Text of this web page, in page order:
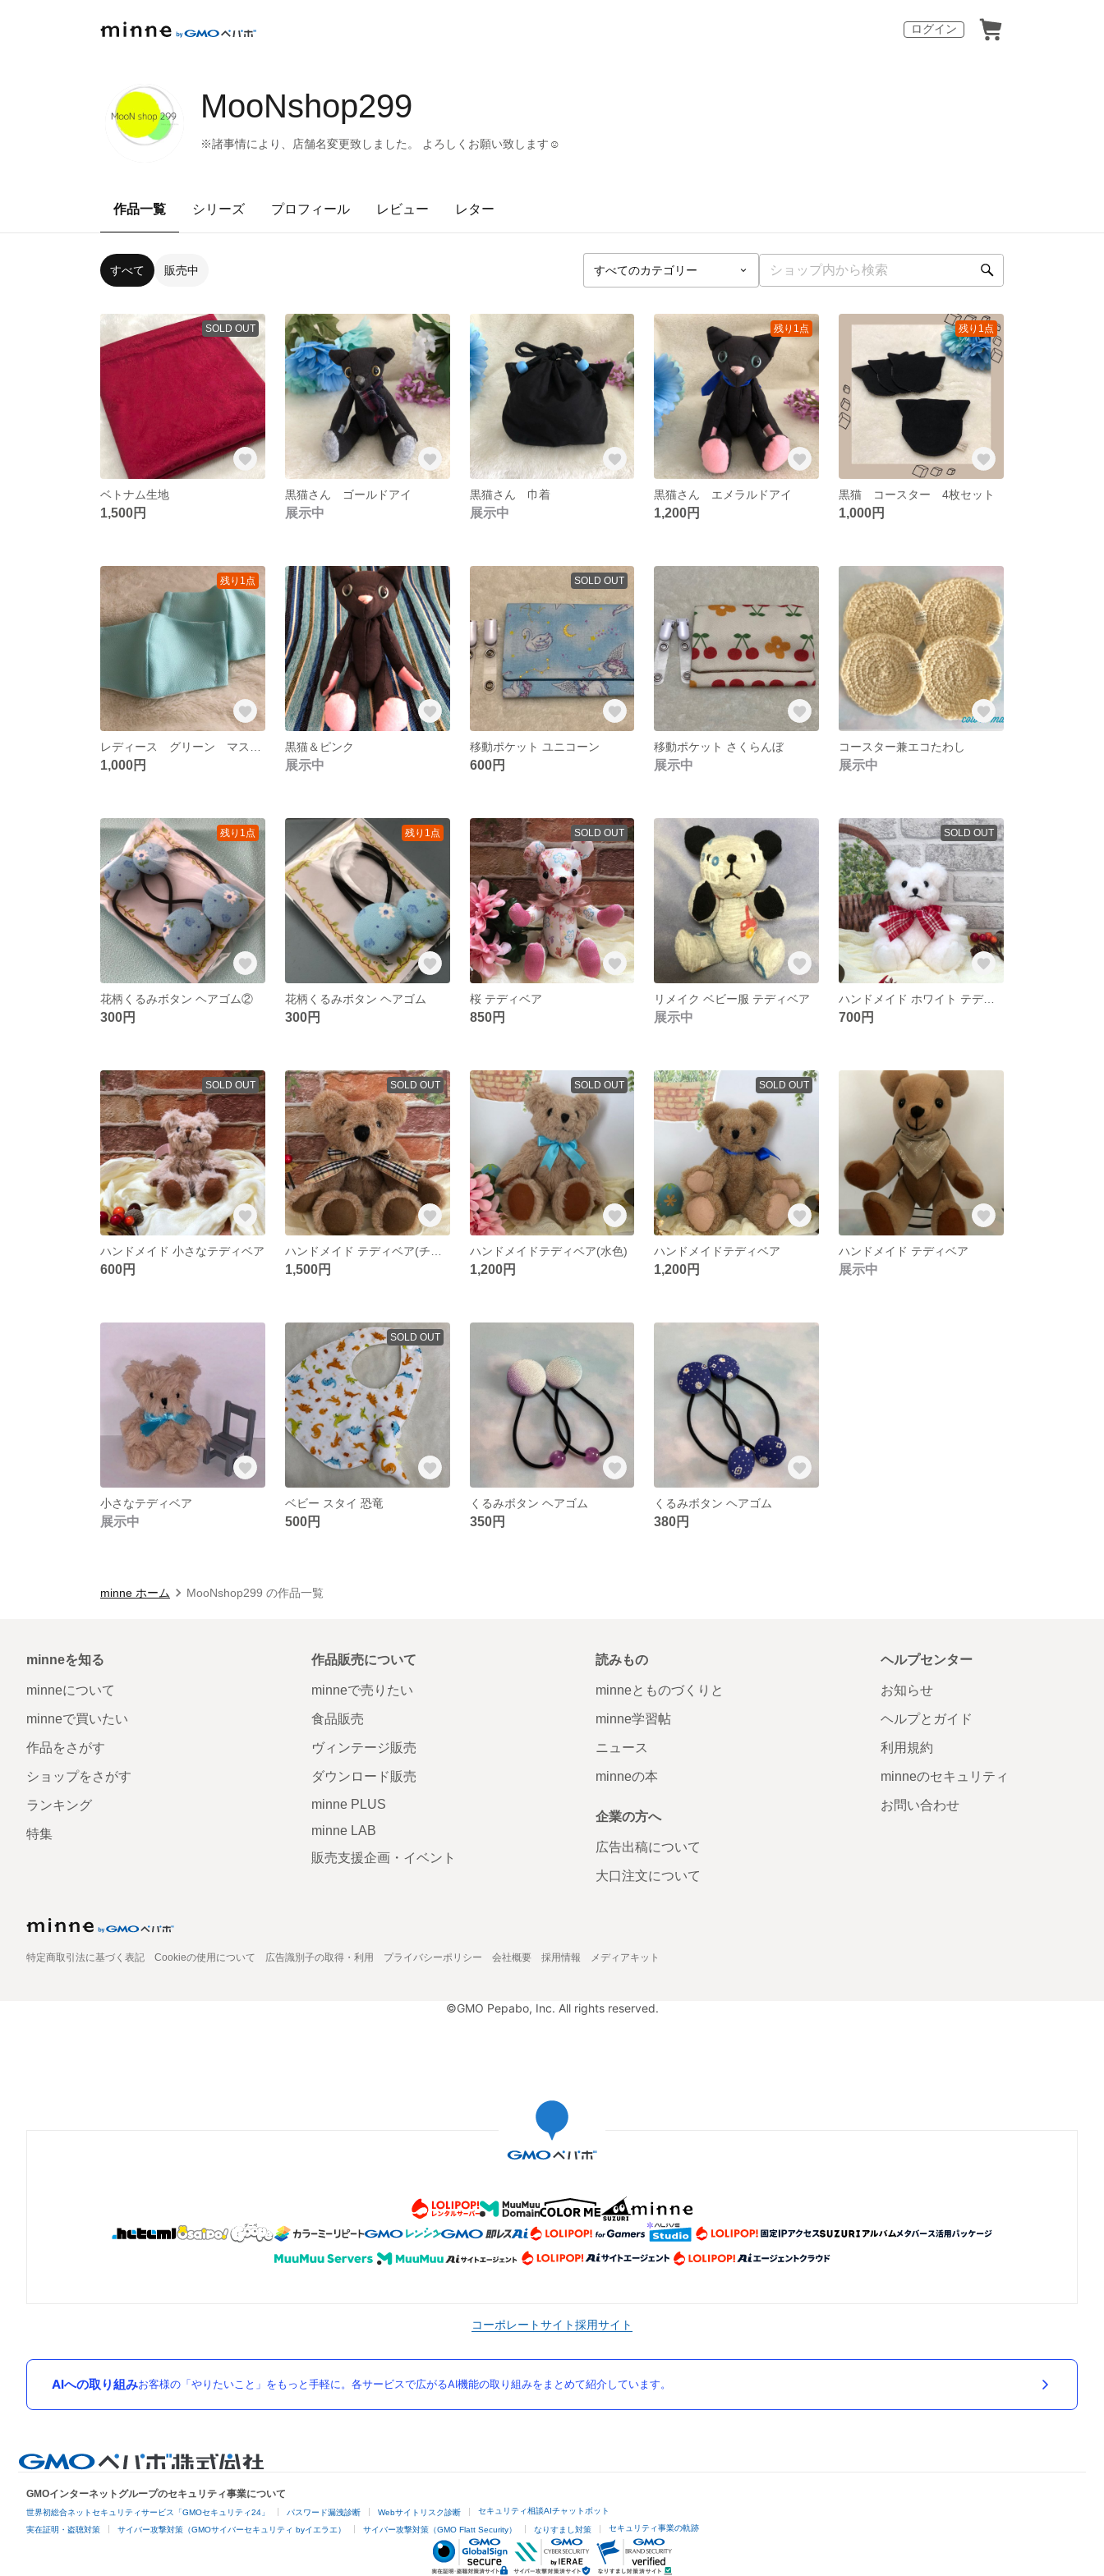
ログイン
MooNshop299
※諸事情により、店舗名変更致しました。 よろしくお願い致します☺︎
作品一覧 シリーズ プロフィール レビュー レター
すべて 販売中
SOLD OUT
ベトナム生地
1,500円
黒猫さん ゴールドアイ
展示中
黒猫さん 巾着
展示中
残り1点
黒猫さん エメラルドアイ
1,200円
残り1点
黒猫 コースター 4枚セット
1,000円
残り1点
1,000円
黒猫＆ピンク
展示中
SOLD OUT
移動ポケット ユニコーン
600円
移動ポケット さくらんぼ
展示中
コースター兼エコたわし
展示中
残り1点
花柄くるみボタン ヘアゴム②
300円
残り1点
花柄くるみボタン ヘアゴム
300円
SOLD OUT
桜 テディベア
850円
リメイク ベビー服 テディベア
展示中
SOLD OUT
ハンドメイド ホワイト テディベア
700円
SOLD OUT
ハンドメイド 小さなテディベア
600円
SOLD OUT
1,500円
SOLD OUT
ハンドメイドテディベア(水色)
1,200円
SOLD OUT
ハンドメイドテディベア
1,200円
ハンドメイド テディベア
展示中
小さなテディベア
展示中
SOLD OUT
ベビー スタイ 恐竜
500円
くるみボタン ヘアゴム
350円
くるみボタン ヘアゴム
380円
minne ホーム MooNshop299 の作品一覧
minneを知る
minneについて
minneで買いたい
作品をさがす
ショップをさがす
ランキング
特集
作品販売について
minneで売りたい
食品販売
ヴィンテージ販売
ダウンロード販売
minne PLUS
minne LAB
販売支援企画・イベント
読みもの
minneとものづくりと
minne学習帖
ニュース
minneの本
企業の方へ
広告出稿について
大口注文について
ヘルプセンター
お知らせ
ヘルプとガイド
利用規約
minneのセキュリティ
お問い合わせ
特定商取引法に基づく表記 Cookieの使用について 広告識別子の取得・利用 プライバシーポリシー 会社概要 採用情報 メディアキット
©GMO Pepabo, Inc. All rights reserved.
コーポレートサイト採用サイト
AIへの取り組みお客様の「やりたいこと」をもっと手軽に。各サービスで広がるAI機能の取り組みをまとめて紹介しています。
GMOインターネットグループのセキュリティ事業について
世界初総合ネットセキュリティサービス「GMOセキュリティ24」 パスワード漏洩診断 Webサイトリスク診断 セキュリティ相談AIチャットボット
実在証明・盗聴対策 サイバー攻撃対策（GMOサイバーセキュリティ byイエラエ） サイバー攻撃対策（GMO Flatt Security） なりすまし対策 セキュリティ事業の軌跡